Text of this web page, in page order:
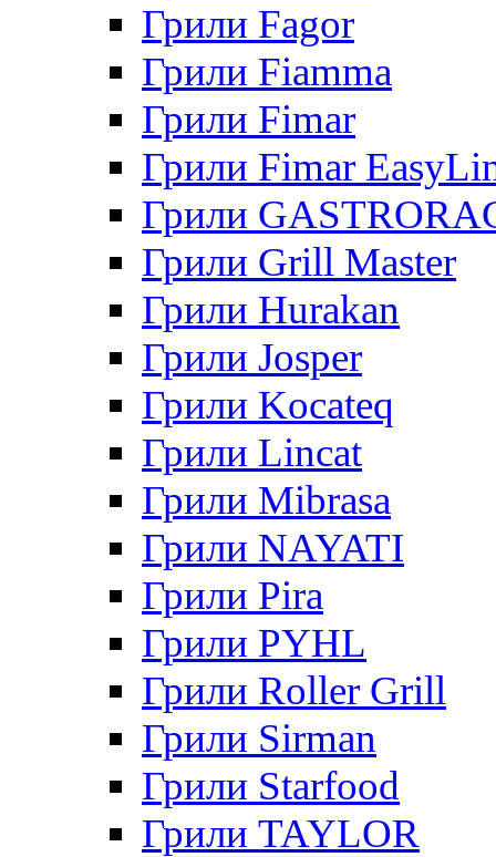
Грили Fagor
Грили Fiamma
Грили Fimar
Грили Fimar
Грили
Грили Grill Master
Грили Hurakan
Грили Josper
Грили Kocateq
Грили Lincat
Грили Mibrasa
Грили NAYATI
Грили Pira
Грили PYHL
Грили Roller Grill
Грили Sirman
Грили Starfood
Грили TAYLOR